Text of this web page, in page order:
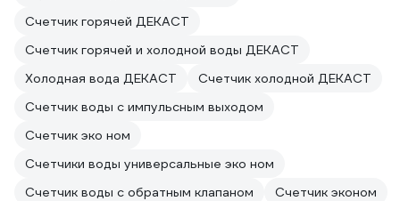
Счетчик горячей ДЕКАСТ
Счетчик горячей и холодной воды ДЕКАСТ
Холодная вода ДЕКАСТ
Счетчик холодной ДЕКАСТ
Счетчик воды с импульсным выходом
Счетчик эко ном
Счетчики воды универсальные эко ном
Счетчик воды с обратным клапаном
Счетчик эконом